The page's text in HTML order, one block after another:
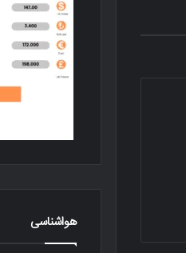
هواشناسی